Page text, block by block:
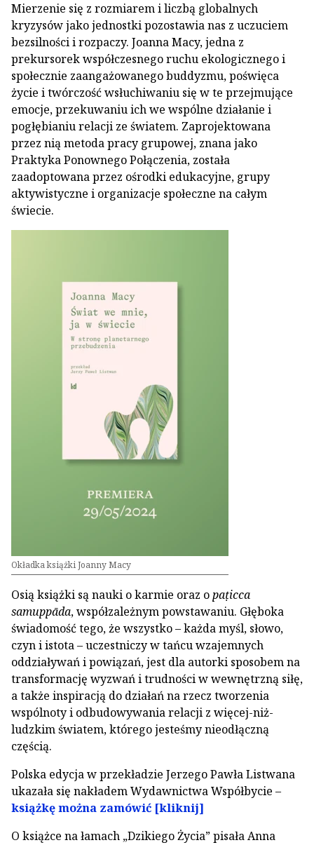
Mierzenie się z rozmiarem i liczbą globalnych
kryzysów jako jednostki pozostawia nas z uczuciem
bezsilności i rozpaczy. Joanna Macy, jedna z
prekursorek współczesnego ruchu ekologicznego i
społecznie zaangażowanego buddyzmu, poświęca
życie i twórczość wsłuchiwaniu się w te przejmujące
emocje, przekuwaniu ich we wspólne działanie i
pogłębianiu relacji ze światem. Zaprojektowana
przez nią metoda pracy grupowej, znana jako
Praktyka Ponownego Połączenia, została
zaadoptowana przez ośrodki edukacyjne, grupy
aktywistyczne i organizacje społeczne na całym
świecie.
Okładka książki Joanny Macy
Osią książki są nauki o karmie oraz opaṭicca
samuppāda, współzależnym powstawaniu. Głęboka
świadomość tego, że wszystko – każda myśl, słowo,
czyn i istota – uczestniczy w tańcu wzajemnych
oddziaływań i powiązań, jest dla autorki sposobem na
transformację wyzwań i trudności w wewnętrzną siłę,
a także inspiracją do działań na rzecz tworzenia
wspólnoty i odbudowywania relacji z więcej-niż-
ludzkim światem, którego jesteśmy nieodłączną
częścią.
Polska edycja w przekładzie Jerzego Pawła Listwana
ukazała się nakładem Wydawnictwa Współbycie –
książkę można zamówić [kliknij]
O książce na łamach „Dzikiego Życia” pisała Anna